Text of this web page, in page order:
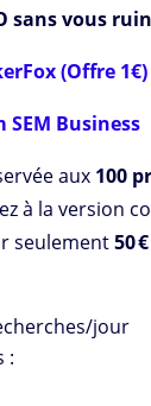
sans vous
(Offre 1€)
SEM Business
aux 100
à la version
seulement50 €
jour
: